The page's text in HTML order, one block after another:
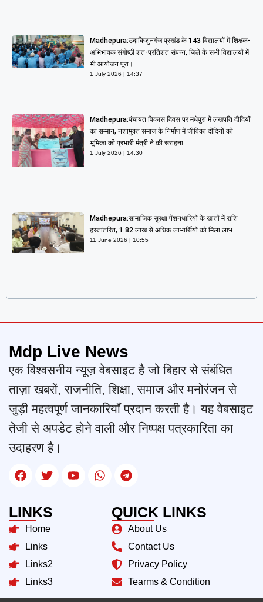
Madhepura:उदाकिशुनगंज प्रखंड के 143 विद्यालयों में शिक्षक-
अभिभावक संगोष्ठी शत-प्रतिशत संपन्न, जिले के सभी विद्यालयों में
भी आयोजन पूरा।
1 July 2026 14:37
Madhepura:पंचायत विकास दिवस पर मधेपुरा में लखपति दीदियों
का सम्मान, नशामुक्त समाज के निर्माण में जीविका दीदियों की
भूमिका की प्रभारी मंत्री ने की सराहना
1 July 2026 14:30
Madhepura:सामाजिक सुरक्षा पेंशनधारियों के खातों में राशि
हस्तांतरित, 1.82 लाख से अधिक लाभार्थियों को मिला लाभ
11 June 2026 10:55
Mdp Live News
एक विश्वसनीय न्यूज़ वेबसाइट है जो बिहार से संबंधित
ताज़ा खबरों, राजनीति, शिक्षा, समाज और मनोरंजन से
जुड़ी महत्वपूर्ण जानकारियाँ प्रदान करती है। यह वेबसाइट
तेजी से अपडेट होने वाली और निष्पक्ष पत्रकारिता का
उदाहरण है।
LINKS
Home
Links
Links2
Links3
QUICK LINKS
About Us
Contact Us
Privacy Policy
Tearms & Condition